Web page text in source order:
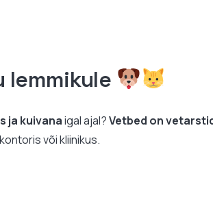
lemmikule
ja kuivanaigal ajal?Vetbed on
või kliinikus.